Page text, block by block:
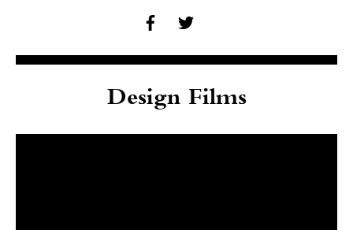
Design Films